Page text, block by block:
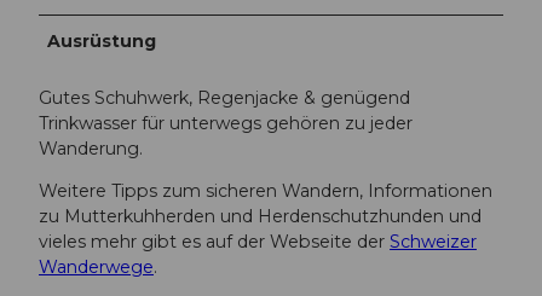
Ausrüstung
Gutes Schuhwerk, Regenjacke & genügend
Trinkwasser für unterwegs gehören zu jeder
Wanderung.
Weitere Tipps zum sicheren Wandern, Informationen
zu Mutterkuhherden und Herdenschutzhunden und
vieles mehr gibt es auf der Webseite der Schweizer
Wanderwege.